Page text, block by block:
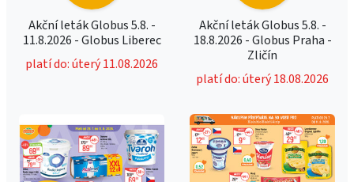
Akční leták Globus 5.8. -
11.8.2026 - Globus Liberec
platí do: úterý 11.08.2026
Akční leták Globus 5.8. -
18.8.2026 - Globus Praha -
Zličín
platí do: úterý 18.08.2026